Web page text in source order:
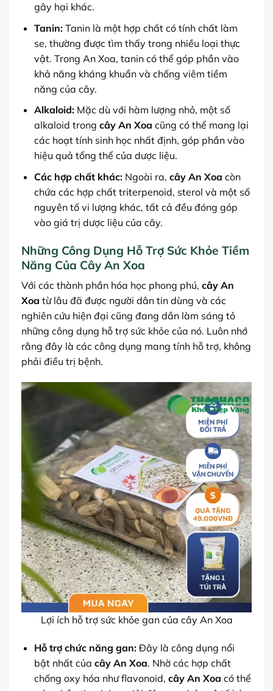
gây hại khác.
Tanin:Tanin là một hợp chất có tính chất làm
se, thường được tìm thấy trong nhiều loại thực
vật. Trong An Xoa, tanin có thể góp phần vào
khả năng kháng khuẩn và chống viêm tiềm
năng của cây.
Alkaloid:Mặc dù với hàm lượng nhỏ, một số
alkaloid trong cây An Xoa cũng có thể mang lại
các hoạt tính sinh học nhất định, góp phần vào
hiệu quả tổng thể của dược liệu.
Các hợp chất khác:Ngoài ra, cây An Xoa còn
chứa các hợp chất triterpenoid, sterol và một số
nguyên tố vi lượng khác, tất cả đều đóng góp
vào giá trị dược liệu của cây.
Những Công Dụng Hỗ Trợ Sức Khỏe Tiềm
Năng Của Cây An Xoa
Với các thành phần hóa học phong phú, cây An
Xoa từ lâu đã được người dân tin dùng và các
nghiên cứu hiện đại cũng đang dần làm sáng tỏ
những công dụng hỗ trợ sức khỏe của nó. Luôn nhớ
rằng đây là các công dụng mang tính hỗ trợ, không
phải điều trị bệnh.
Lợi ích hỗ trợ sức khỏe gan của cây An Xoa
Hỗ trợ chức năng gan:Đây là công dụng nổi
bật nhất của cây An Xoa. Nhờ các hợp chất
chống oxy hóa như flavonoid, cây An Xoa có thể